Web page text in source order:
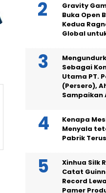
Gravity
Buka Open
Kedua
Global
Sebagai
Utama PT.
(Persero),
Sampaikan
Kenapa
Menyala
Pabrik
Xinhua Silk
Catat
Record
Pamer